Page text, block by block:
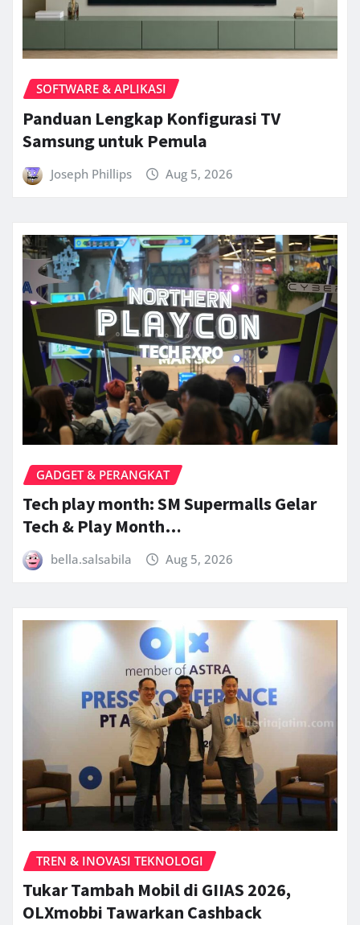
SOFTWARE & APLIKASI
Panduan Lengkap Konfigurasi TV
Samsung untuk Pemula
Joseph Phillips Aug 5, 2026
GADGET & PERANGKAT
Tech play month: SM Supermalls Gelar
Tech & Play Month…
bella.salsabila Aug 5, 2026
TREN & INOVASI TEKNOLOGI
Tukar Tambah Mobil di GIIAS 2026,
OLXmobbi Tawarkan Cashback